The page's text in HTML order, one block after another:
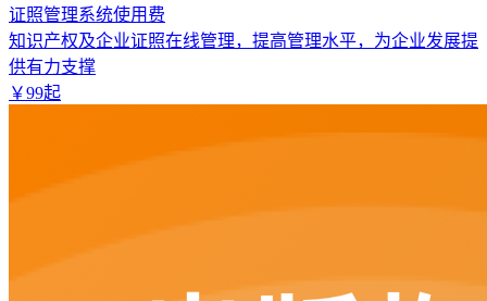
证照管理系统使用费
知识产权及企业证照在线管理，提高管理水平，为企业发展提
供有力支撑
￥99起